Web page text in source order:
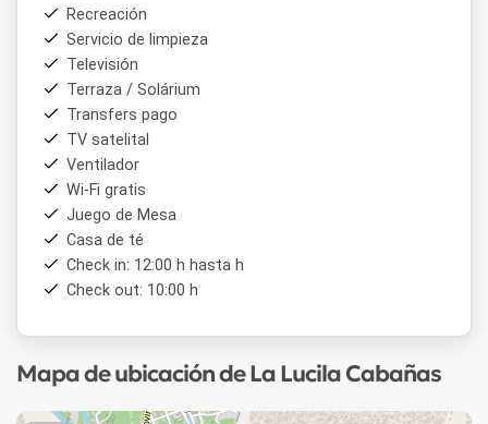
Recreación
Servicio de limpieza
Televisión
Terraza / Solárium
Transfers pago
TV satelital
Ventilador
Wi-Fi gratis
Juego de Mesa
Casa de té
Check in: 12:00 h hasta h
Check out: 10:00 h
Mapa de ubicación de La Lucila Cabañas